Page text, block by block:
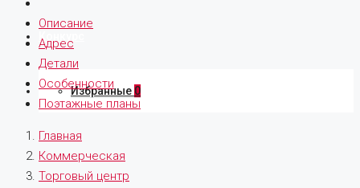
Конкурс
Избранные 0
Описание
Адрес
Детали
Особенности
Поэтажные планы
Главная
Коммерческая
Торговый центр